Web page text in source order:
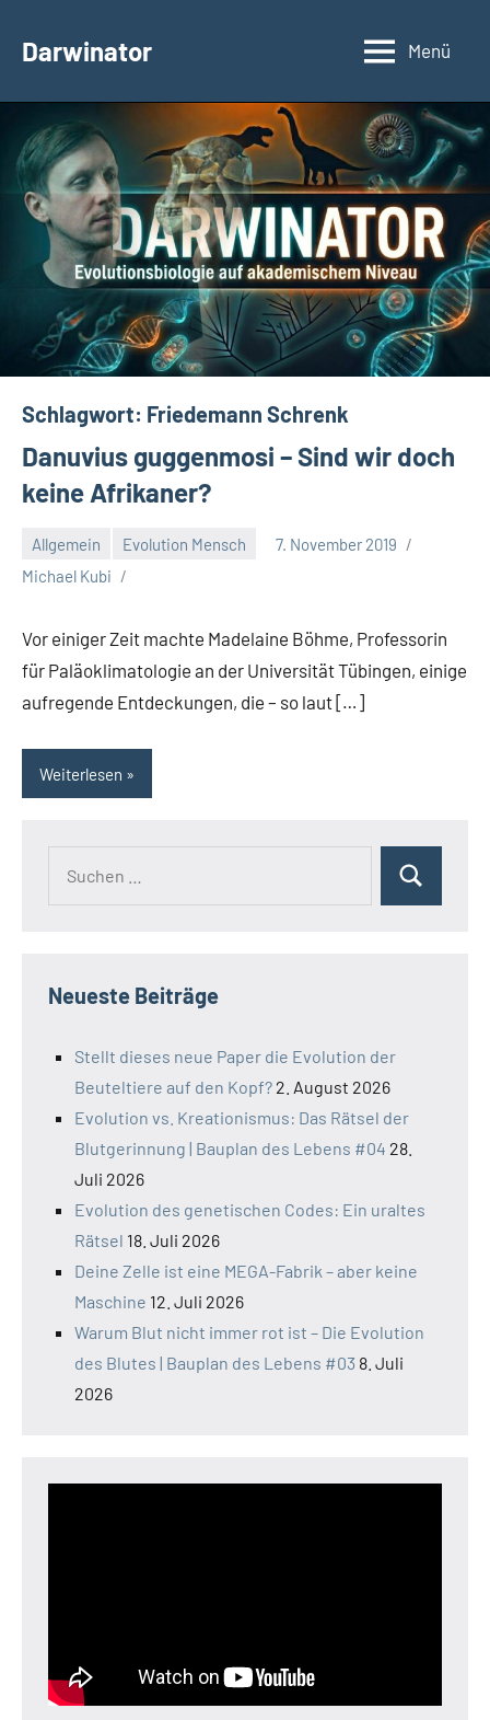
InhaltDarwinator
Evolutionsbiologie
Menü
Schlagwort: Friedemann Schrenk
Danuvius guggenmosi – Sind wir doch
keine Afrikaner?
Allgemein Evolution Mensch
7. November 2019
Michael Kubi
Vor einiger Zeit machte Madelaine Böhme, Professorin
für Paläoklimatologie an der Universität Tübingen, einige
aufregende Entdeckungen, die – so laut […]
Weiterlesen
Suchen
Neueste Beiträge
Stellt dieses neue Paper die Evolution der
Beuteltiere auf den Kopf? 2. August 2026
Evolution vs. Kreationismus: Das Rätsel der
Blutgerinnung | Bauplan des Lebens #04 28.
Juli 2026
Evolution des genetischen Codes: Ein uraltes
Rätsel 18. Juli 2026
Deine Zelle ist eine MEGA-Fabrik – aber keine
Maschine 12. Juli 2026
Warum Blut nicht immer rot ist – Die Evolution
des Blutes | Bauplan des Lebens #03 8. Juli
2026